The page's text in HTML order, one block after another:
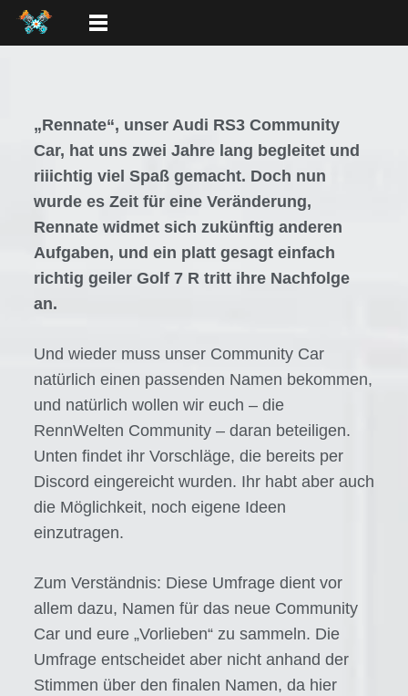
„Rennate“, unser Audi RS3 Community
Car, hat uns zwei Jahre lang begleitet und
riiichtig viel Spaß gemacht. Doch nun
wurde es Zeit für eine Veränderung,
Rennate widmet sich zukünftig anderen
Aufgaben, und ein platt gesagt einfach
richtig geiler Golf 7 R tritt ihre Nachfolge
an.
Und wieder muss unser Community Car
natürlich einen passenden Namen bekommen,
und natürlich wollen wir euch – die
RennWelten Community – daran beteiligen.
Unten findet ihr Vorschläge, die bereits per
Discord eingereicht wurden. Ihr habt aber auch
die Möglichkeit, noch eigene Ideen
einzutragen.
Zum Verständnis: Diese Umfrage dient vor
allem dazu, Namen für das neue Community
Car und eure „Vorlieben“ zu sammeln. Die
Umfrage entscheidet aber nicht anhand der
Stimmen über den finalen Namen, da hier